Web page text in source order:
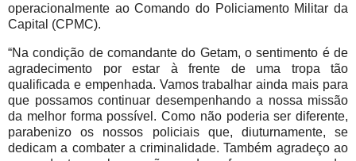
operacionalmente ao Comando do Policiamento Militar da
Capital (CPMC).
“Na condição de comandante do Getam, o sentimento é de
agradecimento por estar à frente de uma tropa tão
qualificada e empenhada. Vamos trabalhar ainda mais para
que possamos continuar desempenhando a nossa missão
da melhor forma possível. Como não poderia ser diferente,
parabenizo os nossos policiais que, diuturnamente, se
dedicam a combater a criminalidade. Também agradeço ao